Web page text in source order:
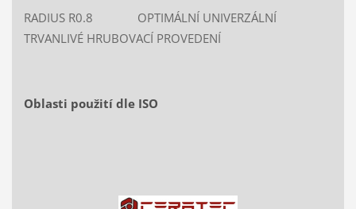
RADIUS R0.8 OPTIMÁLNÍ UNIVERZÁLNÍ
TRVANLIVÉ HRUBOVACÍ PROVEDENÍ
Oblasti použití dle ISO